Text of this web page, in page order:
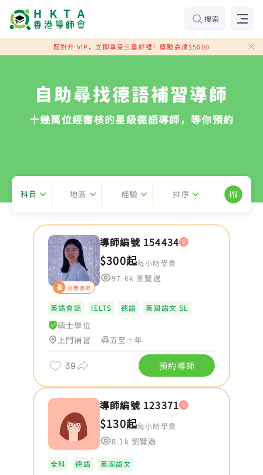
搜索
配對升 VIP，立即享受三重好禮！獎勵高達$5000
自助尋找德語補習導師
十幾萬位經審核的星級德語導師，等你預約
科目 地區 經驗 排序
自薦導師
導師編號 154434
$300起每小時學費
97.6k 瀏覽過
英語會話 IELTS 德語 英國語文 SL
碩士學位
上門補習
五至十年
39 預約導師
導師編號 123371
$130起每小時學費
8.1k 瀏覽過
全科 德語 英國語文